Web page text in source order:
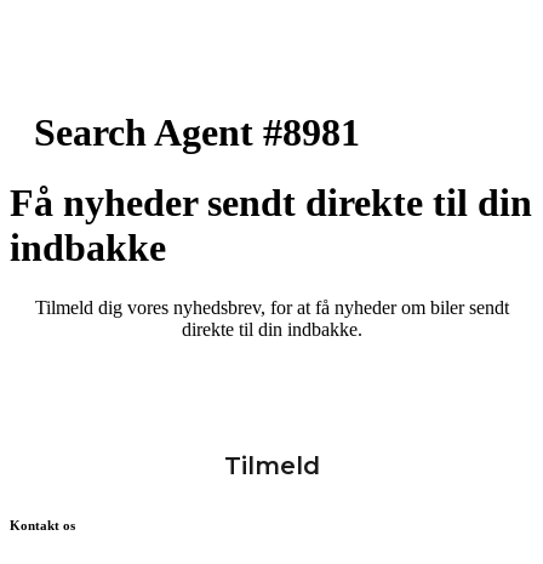
Search Agent #8981
Få nyheder sendt direkte til din
indbakke
Tilmeld dig vores nyhedsbrev, for at få nyheder om biler sendt
direkte til din indbakke.
Kontakt os